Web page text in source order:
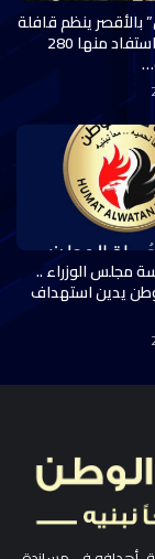
بالأقصر ينظم قافلة
طبية مجانية استفاد منها 280
مجلس الوزراء ..
يدين استهداف